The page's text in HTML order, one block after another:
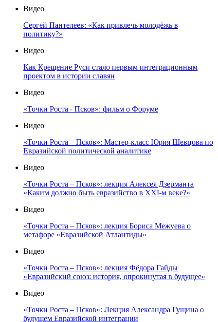
Видео
Сергей Пантелеев: «Как привлечь молодёжь в
политику?»
Видео
Как Крещение Руси стало первым интеграционным
проектом в истории славян
Видео
«Точки Роста - Псков»: фильм о Форуме
Видео
«Точки Роста – Псков»: Мастер-класс Юрия Шевцова по
Евразийской политической аналитике
Видео
«Точки Роста – Псков»: лекция Алексея Дзерманта
«Каким должно быть евразийство в XXI-м веке?»
Видео
«Точки Роста – Псков»: лекция Бориса Межуева о
метафоре «Евразийской Атлантиды»
Видео
«Точки Роста – Псков»: лекция Фёдора Гайды
«Евразийский союз: история, опрокинутая в будущее»
Видео
«Точки Роста – Псков»: Лекция Александра Гущина о
будущем Евразийской интеграции